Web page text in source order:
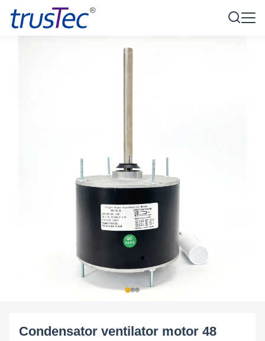
Condensator ventilator motor 48